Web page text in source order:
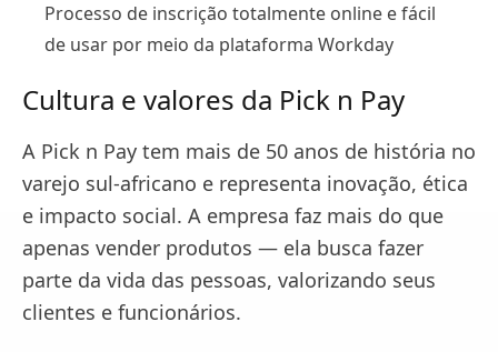
Processo de inscrição totalmente online e fácil
de usar por meio da plataforma Workday
Cultura e valores da Pick n Pay
A Pick n Pay tem mais de 50 anos de história no
varejo sul-africano e representa inovação, ética
e impacto social. A empresa faz mais do que
apenas vender produtos — ela busca fazer
parte da vida das pessoas, valorizando seus
clientes e funcionários.